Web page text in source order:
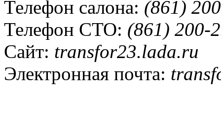
Телефон салона: (861)
Телефон СТО: (861) 200-
Сайт: transfor23.lada.ru
Электронная почта: